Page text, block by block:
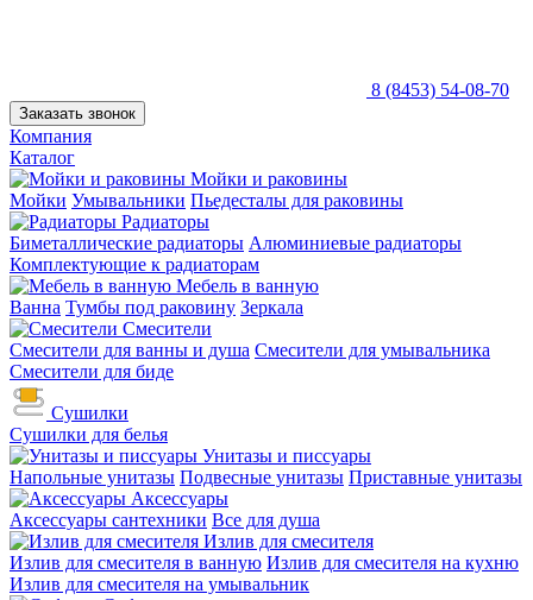
8 (8453) 54-08-70
Заказать звонок
Компания
Каталог
Мойки и раковины
Мойки Умывальники Пьедесталы для раковины
Радиаторы
Биметаллические радиаторы Алюминиевые радиаторы
Комплектующие к радиаторам
Мебель в ванную
Ванна Тумбы под раковину Зеркала
Смесители
Смесители для ванны и душа Смесители для умывальника
Смесители для биде
Сушилки
Сушилки для белья
Унитазы и писсуары
Напольные унитазы Подвесные унитазы Приставные унитазы
Аксессуары
Аксессуары сантехники Все для душа
Излив для смесителя
Излив для смесителя в ванную Излив для смесителя на кухню
Излив для смесителя на умывальник